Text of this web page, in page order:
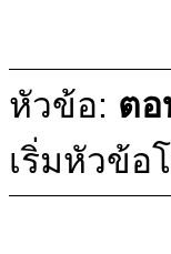
หัวข้อ: ตอ
เริ่มหัวข้อ